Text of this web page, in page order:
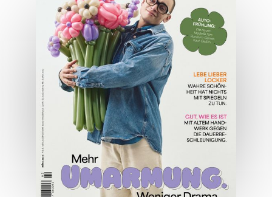
Wirtschaftsausgabe April 2026
JETZT BESTELLEN
ONLINE LESEN